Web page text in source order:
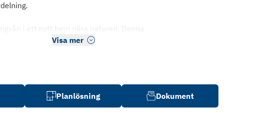
i ett nytt hem nära naturen. Denna
Visa mer
Planlösning Dokument